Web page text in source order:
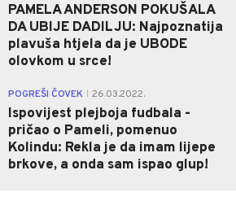
PAMELA ANDERSON POKUŠALA
DA UBIJE DADILJU: Najpoznatija
plavuša htjela da je UBODE
olovkom u srce!
POGREŠI ČOVEK 26.03.2022.
Ispovijest plejboja fudbala -
pričao o Pameli, pomenuo
Kolindu: Rekla je da imam lijepe
brkove, a onda sam ispao glup!